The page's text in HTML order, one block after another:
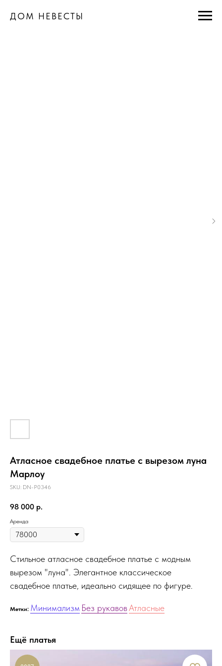
ДОМ НЕВЕСТЫ
Атласное свадебное платье с вырезом луна
Марлоу
SKU: DN-P0346
98 000 р.
Аренда
Стильное атласное свадебное платье с модным
вырезом "луна". Элегантное классическое
свадебное платье, идеально сидящее по фигуре.
Метки: Минимализм Без рукавовАтласные
Ещё платья